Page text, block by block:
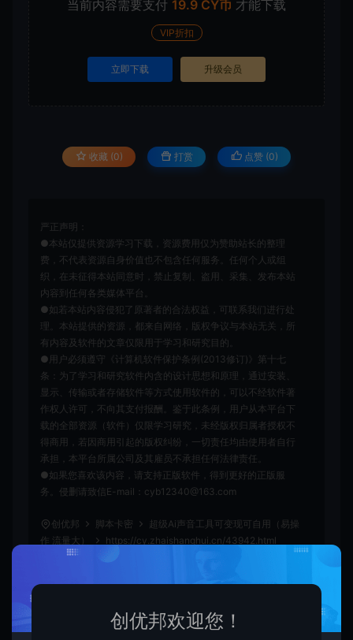
当前内容需要支付 19.9 CY币 才能下载
VIP折扣
立即下载 升级会员
收藏 (0) 打赏 点赞 (0)
严正声明：
●本站仅提供资源学习下载，资源费用仅为赞助站长的整理
费，不代表资源自身价值也不包含任何服务。任何个人或组
织，在未征得本站同意时，禁止复制、盗用、采集、发布本站
内容到任何各类媒体平台。
●如若本站内容侵犯了原著者的合法权益，可联系我们进行处
理。本站提供的资源，都来自网络，版权争议与本站无关，所
有内容及软件的文章仅限用于学习和研究目的。
●用户必须遵守《计算机软件保护条例(2013修订)》第十七
条：为了学习和研究软件内含的设计思想和原理，通过安装、
显示、传输或者存储软件等方式使用软件的，可以不经软件著
作权人许可，不向其支付报酬。鉴于此条例，用户从本平台下
载的全部资源（软件）仅限学习研究，未经版权归属者授权不
得商用，若因商用引起的版权纠纷，一切责任均由使用者自行
承担，本平台所属公司及其雇员不承担任何法律责任。
●如果您喜欢该内容，请支持正版软件，得到更好的正版服
务。侵删请致信E-mail：cyb12340@163.com
创优邦 脚本卡密
超级Ai声音工具可变现可自用（易操
作 流量大）
https://cy.zhaishanghui.cn/43942.html
创优邦欢迎您！